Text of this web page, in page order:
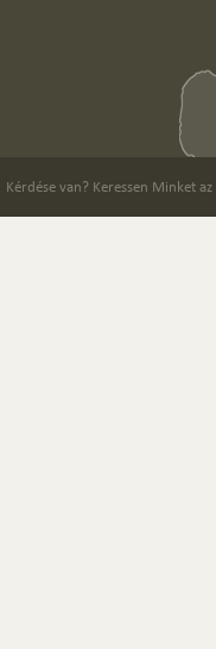
Kérdése van? Keressen Minket az